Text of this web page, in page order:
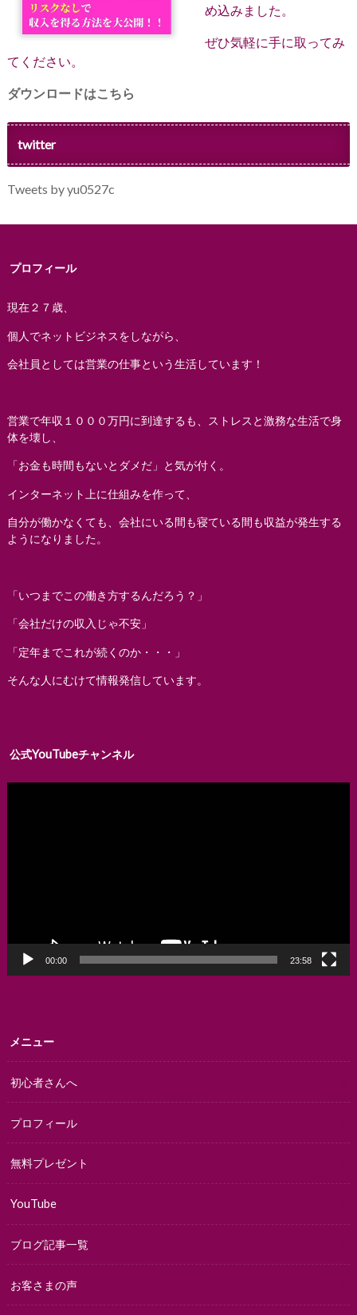
め込みました。
ぜひ気軽に手に取ってみ
てください。
ダウンロードはこちら
twitter
Tweets by yu0527c
プロフィール
現在２７歳、
個人でネットビジネスをしながら、
会社員としては営業の仕事という生活しています！
営業で年収１０００万円に到達するも、ストレスと激務な生活で身
体を壊し、
「お金も時間もないとダメだ」と気が付く。
インターネット上に仕組みを作って、
自分が働かなくても、会社にいる間も寝ている間も収益が発生する
ようになりました。
「いつまでこの働き方するんだろう？」
「会社だけの収入じゃ不安」
「定年までこれが続くのか・・・」
そんな人にむけて情報発信しています。
公式YouTubeチャンネル
00:00 23:58
メニュー
初心者さんへ
プロフィール
無料プレゼント
YouTube
ブログ記事一覧
お客さまの声